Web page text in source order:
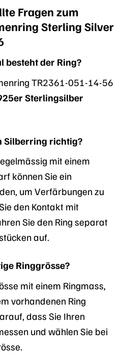
Fragen zum
Sterling Silver
besteht der Ring?
TR2361-051-14-56
Sterlingsilber
Silberring richtig?
mit einem
können Sie ein
um Verfärbungen zu
den Kontakt mit
Sie den Ring separat
auf.
Ringgrösse?
mit einem Ringmass,
vorhandenen Ring
dass Sie Ihren
und wählen Sie bei